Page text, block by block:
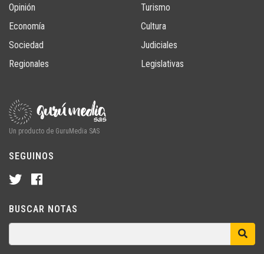
Opinión
Economía
Sociedad
Regionales
Turismo
Cultura
Judiciales
Legislativas
Un producto de GuruMedia SAS
SEGUINOS
BUSCAR NOTAS